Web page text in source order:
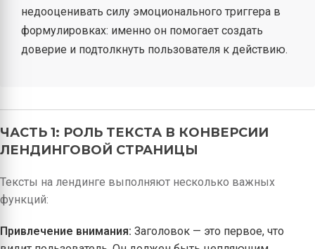
недооценивать силу эмоционального триггера в
формулировках: именно он помогает создать
доверие и подтолкнуть пользователя к действию.
ЧАСТЬ 1: РОЛЬ ТЕКСТА В КОНВЕРСИИ
ЛЕНДИНГОВОЙ СТРАНИЦЫ
Тексты на лендинге выполняют несколько важных
функций:
Привлечение внимания: Заголовок — это первое, что